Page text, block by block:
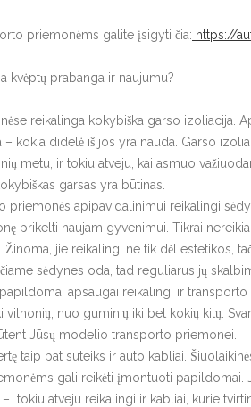
priemonėms galite įsigyti čia: https://
kvėptų prabanga ir naujumu?
reikalinga kokybiška garso izoliacija.
– kokia didelė iš jos yra nauda. Garso
metu, ir tokiu atveju, kai asmuo
garsas yra būtinas.
apipavidalinimui reikalingi
prikelti naujam gyvenimui. Tikrai
jie reikalingi ne tik dėl estetikos,
sėdynes oda, tad reguliarus jų
apsaugai reikalingi ir transporto
nuo guminių iki bet kokių kitų.
Jūsų modelio transporto priemonei.
pat suteiks ir auto kabliai.
gali reikėti įmontuoti papildomai.
tokiu atveju reikalingi ir kabliai, kurie